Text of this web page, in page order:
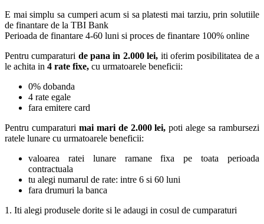
E mai simplu sa cumperi acum si sa platesti mai tarziu, prin solutiile
de finantare de la TBI Bank
Perioada de finantare 4-60 luni si proces de finantare 100% online
Pentru cumparaturi de pana in 2.000 lei, iti oferim posibilitatea de a
le achita in 4 rate fixe, cu urmatoarele beneficii:
0% dobanda
4 rate egale
fara emitere card
Pentru cumparaturi mai mari de 2.000 lei, poti alege sa rambursezi
ratele lunare cu urmatoarele beneficii:
valoarea ratei lunare ramane fixa pe toata perioada
contractuala
tu alegi numarul de rate: intre 6 si 60 luni
fara drumuri la banca
1. Iti alegi produsele dorite si le adaugi in cosul de cumparaturi